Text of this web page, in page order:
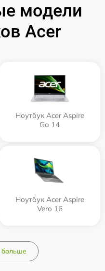
модели
Acer
Ноутбук Acer Aspire
Go 14
Ноутбук Acer Aspire
Vero 16
больше